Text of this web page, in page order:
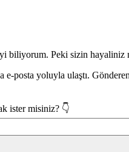
biliyorum. Peki sizin hayaliniz
e-posta yoluyla ulaştı.
ister misiniz? 👇